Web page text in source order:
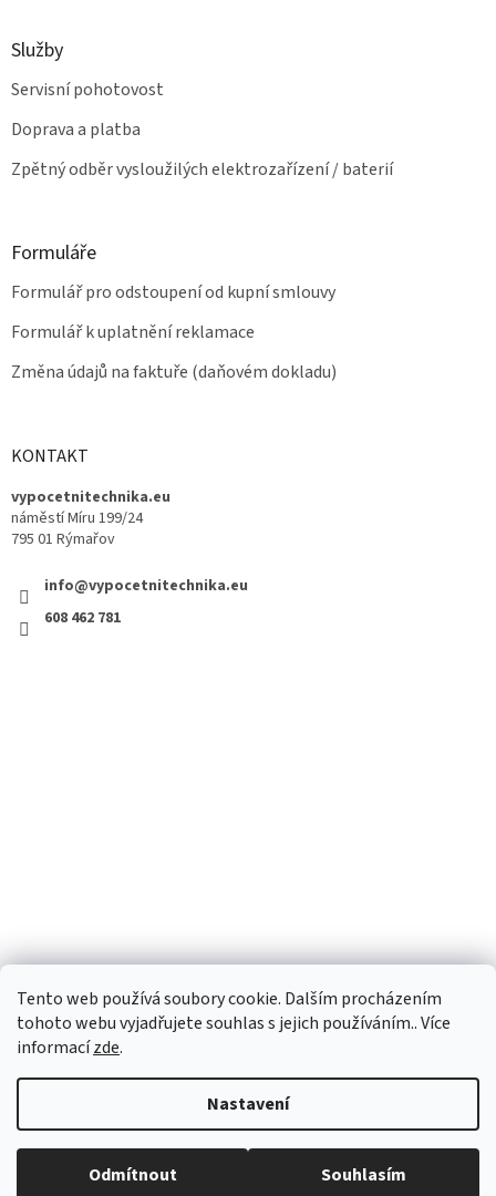
Tento web používá soubory cookie. Dalším procházením
tohoto webu vyjadřujete souhlas s jejich používáním.. Více
informacízde.
Nastavení
Odmítnout Souhlasím
Služby
Servisní pohotovost
Doprava a platba
Zpětný odběr vysloužilých elektrozařízení / baterií
Formuláře
Formulář pro odstoupení od kupní smlouvy
Formulář k uplatnění reklamace
Změna údajů na faktuře (daňovém dokladu)
KONTAKT
vypocetnitechnika.eu
náměstí Míru 199/24
795 01 Rýmařov
info@vypocetnitechnika.eu
608 462 781
Copyright 2026vypocetnitechnika.eu. Všechna práva vyhrazena.
Upravit nastavení cookies